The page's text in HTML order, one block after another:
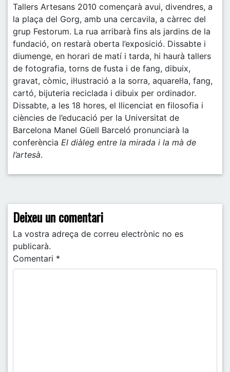
Tallers Artesans 2010 començarà avui, divendres, a
la plaça del Gorg, amb una cercavila, a càrrec del
grup Festorum. La rua arribarà fins als jardins de la
fundació, on restarà oberta l’exposició. Dissabte i
diumenge, en horari de matí i tarda, hi haurà tallers
de fotografia, torns de fusta i de fang, dibuix,
gravat, còmic, il·lustració a la sorra, aquarel·la, fang,
cartó, bijuteria reciclada i dibuix per ordinador.
Dissabte, a les 18 hores, el llicenciat en filosofia i
ciències de l’educació per la Universitat de
Barcelona Manel Güell Barceló pronunciarà la
conferència El diàleg entre la mirada i la mà de
l’artesà.
Deixeu un comentari
La vostra adreça de correu electrònic no es
publicarà.
Comentari *